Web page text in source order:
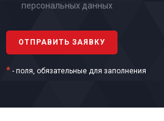
персональных данных
* - поля, обязательные для заполнения